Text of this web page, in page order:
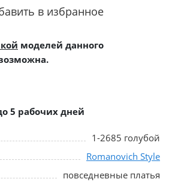
в избранное
моделей данного
5 рабочих дней
1-2685 голубой
Romanovich Style
повседневные платья